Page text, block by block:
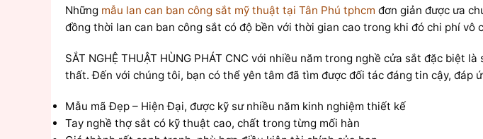
Những mẫu lan can ban công sắt mỹ thuật tại Tân Phú tphcm đơn giản được ưa
đồng thời lan can ban công sắt có độ bền với thời gian cao trong khi đó chi phí vô
SẮT NGHỆ THUẬT HÙNG PHÁT CNC với nhiều năm trong nghề cửa sắt đặc
thất. Đến với chúng tôi, bạn có thể yên tâm đã tìm được đối tác đáng tin cậy, đáp
Mẫu mã Đẹp – Hiện Đại, được kỹ sư nhiều năm kinh nghiệm thiết kế
Tay nghề thợ sắt có kỹ thuật cao, chất trong từng mối hàn